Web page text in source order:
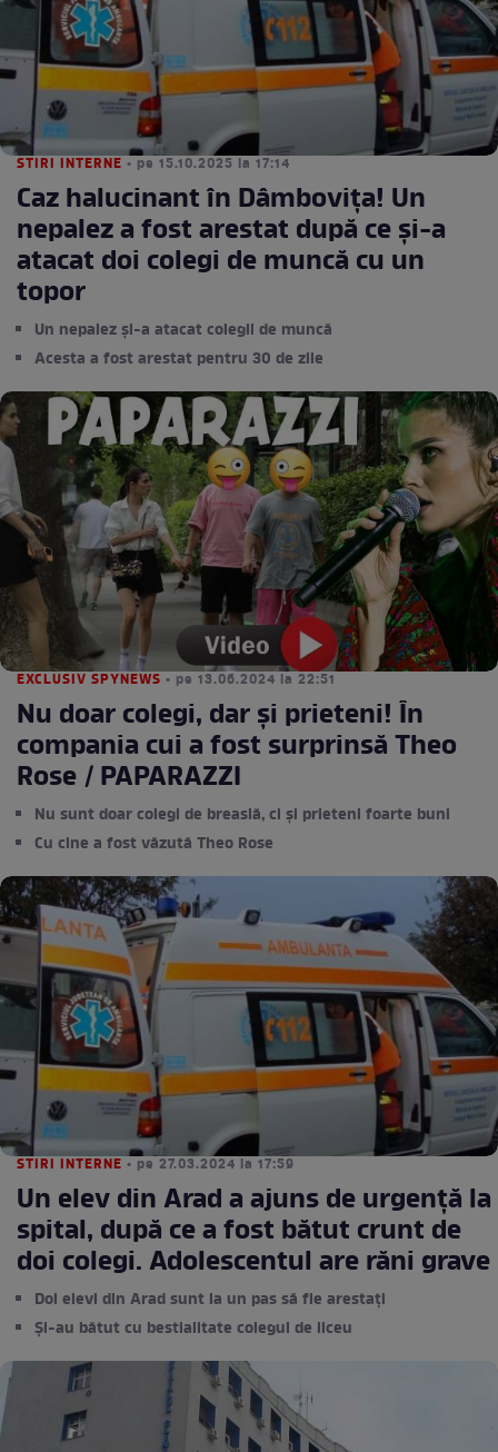
STIRI INTERNE • pe 15.10.2025 la 17:14
Caz halucinant în Dâmbovița! Un
nepalez a fost arestat după ce și-a
atacat doi colegi de muncă cu un
topor
Un nepalez și-a atacat colegii de muncă
Acesta a fost arestat pentru 30 de zile
EXCLUSIV SPYNEWS • pe 13.06.2024 la 22:51
Nu doar colegi, dar și prieteni! În
compania cui a fost surprinsă Theo
Rose / PAPARAZZI
Nu sunt doar colegi de breaslă, ci și prieteni foarte buni
Cu cine a fost văzută Theo Rose
STIRI INTERNE • pe 27.03.2024 la 17:59
Un elev din Arad a ajuns de urgență la
spital, după ce a fost bătut crunt de
doi colegi. Adolescentul are răni grave
Doi elevi din Arad sunt la un pas să fie arestați
Și-au bătut cu bestialitate colegul de liceu